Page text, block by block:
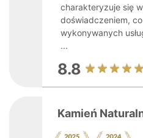
charakteryzuje się
doświadczeniem,
wykonywanych
...
8.8
Kamień